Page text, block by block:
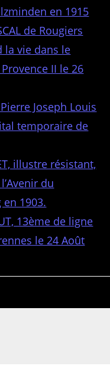
en 1915
de Rougiers
la vie dans le
II le 26
Joseph Louis
temporaire de
illustre résistant,
du
1903.
13ème de ligne
le 24 Août